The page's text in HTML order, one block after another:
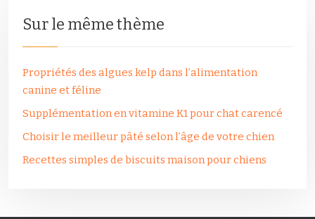
Sur le même thème
Propriétés des algues kelp dans l’alimentation
canine et féline
Supplémentation en vitamine K1 pour chat carencé
Choisir le meilleur pâté selon l’âge de votre chien
Recettes simples de biscuits maison pour chiens